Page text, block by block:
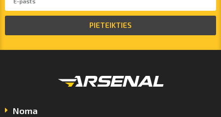
PIETEIKTIES
Noma